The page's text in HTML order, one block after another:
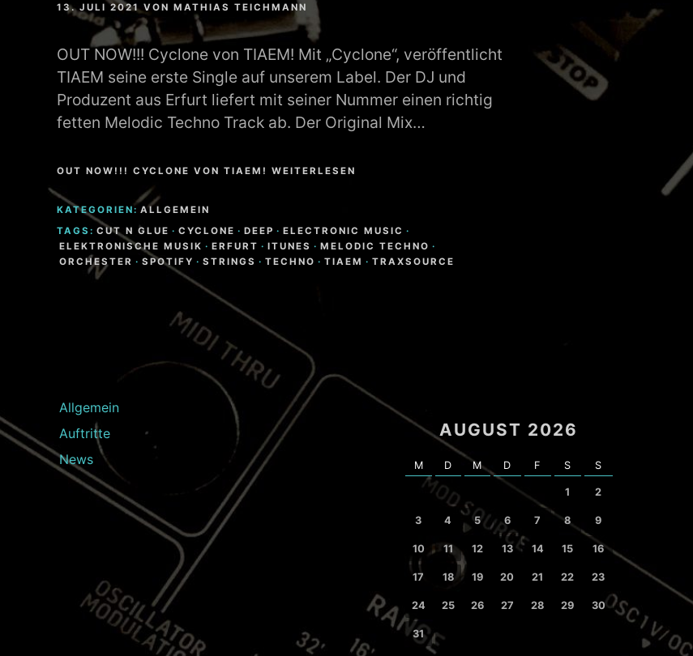
MATHEW BRABHAM
DREA PERLON
NOXIOUS ELEMENT
FRIEDER MORNEWEG
13. JULI 2021VONMATHIAS TEICHMANN
OUT NOW!!! Cyclone von TIAEM! Mit „Cyclone“, veröffentlicht
TIAEM seine erste Single auf unserem Label. Der DJ und
Produzent aus Erfurt liefert mit seiner Nummer einen richtig
fetten Melodic Techno Track ab. Der Original Mix…
OUT NOW!!! CYCLONE VON TIAEM! WEITERLESEN
KATEGORIEN: ALLGEMEIN
TAGS: CUT N GLUE · CYCLONE · DEEP · ELECTRONIC MUSIC ·
ELEKTRONISCHE MUSIK · ERFURT · ITUNES · MELODIC TECHNO ·
ORCHESTER · SPOTIFY · STRINGS · TECHNO · TIAEM · TRAXSOURCE
Allgemein
Auftritte
News
AUGUST 2026
M D M D F S S
1 2
3 4 5 6 7 8 9
10 11 12 13 14 15 16
17 18 19 20 21 22 23
24 25 26 27 28 29 30
31